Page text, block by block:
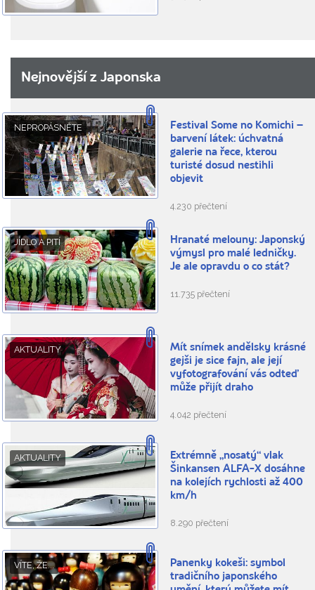
Nejnovější z Japonska
NEPROPÁSNĚTE
Festival Some no Komichi –
barvení látek: úchvatná
galerie na řece, kterou
turisté dosud nestihli
objevit
4.230 přečtení
JÍDLO A PITÍ
Hranaté melouny: Japonský
výmysl pro malé ledničky.
Je ale opravdu o co stát?
11.735 přečtení
AKTUALITY
Mít snímek andělsky krásné
gejši je sice fajn, ale její
vyfotografování vás odteď
může přijít draho
4.042 přečtení
AKTUALITY
Extrémně „nosatý“ vlak
Šinkansen ALFA-X dosáhne
na kolejích rychlosti až 400
km/h
8.290 přečtení
VÍTE, ŽE...
Panenky kokeši: symbol
tradičního japonského